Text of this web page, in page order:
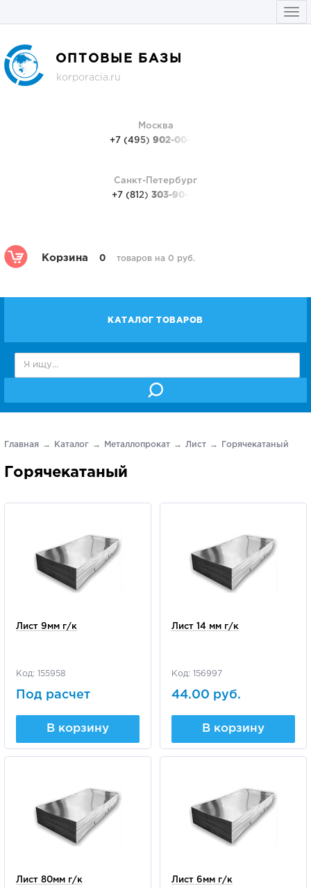
ОПТОВЫЕ БАЗЫ
korporacia.ru
Москва
+7 (495) 902-00-48
Санкт-Петербург
+7 (812) 303-90-48
Корзина 0 товаров на 0 руб.
КАТАЛОГ ТОВАРОВ
Главная Каталог Металлопрокат Лист Горячекатаный
Горячекатаный
Лист 9мм г/к
Код: 155958
Под расчет
В корзину
Лист 14 мм г/к
Код: 156997
44.00 руб.
В корзину
Лист 80мм г/к Лист 6мм г/к